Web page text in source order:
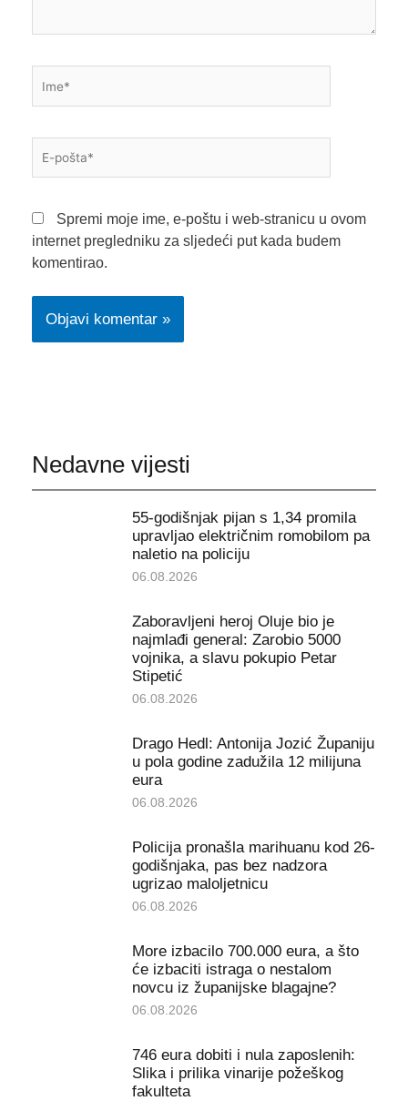
pošta*
Spremi moje ime, e-poštu i web-stranicu u ovom
internet pregledniku za sljedeći put kada budem
komentirao.
Nedavne vijesti
55-godišnjak pijan s 1,34 promila
upravljao električnim romobilom pa
naletio na policiju
06.08.2026
Zaboravljeni heroj Oluje bio je
najmlađi general: Zarobio 5000
vojnika, a slavu pokupio Petar
Stipetić
06.08.2026
Drago Hedl: Antonija Jozić Županiju
u pola godine zadužila 12 milijuna
eura
06.08.2026
Policija pronašla marihuanu kod 26-
godišnjaka, pas bez nadzora
ugrizao maloljetnicu
06.08.2026
More izbacilo 700.000 eura, a što
će izbaciti istraga o nestalom
novcu iz županijske blagajne?
06.08.2026
746 eura dobiti i nula zaposlenih:
Slika i prilika vinarije požeškog
fakulteta